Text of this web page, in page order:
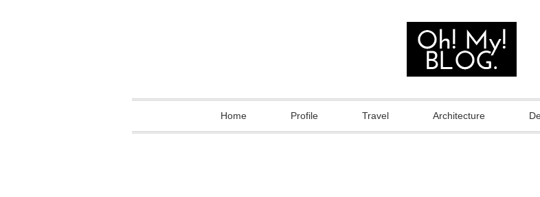
Home Profile Travel Architecture